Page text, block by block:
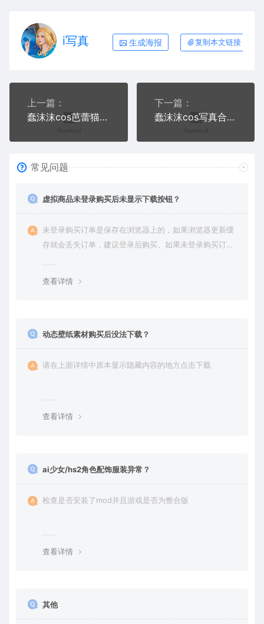
i写真 生成海报 复制本文链接
上一篇：
蠢沫沫cos芭蕾猫+露营+沙希女警写真
下一篇：
蠢沫沫cos写真合集十二
常见问题
虚拟商品未登录购买后未显示下载按钮？
未登录购买订单是保存在浏览器上的，如果浏览器更新缓
存就会丢失订单，建议登录后购买。如果未登录购买订单
查看详情
动态壁纸素材购买后没法下载？
请在上面详情中原本显示隐藏内容的地方点击下载
查看详情
ai少女/hs2角色配饰服装异常？
检查是否安装了mod并且游戏是否为整合版
查看详情
其他